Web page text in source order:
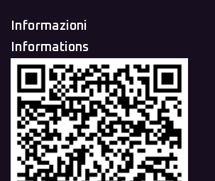
Informazioni
Informations